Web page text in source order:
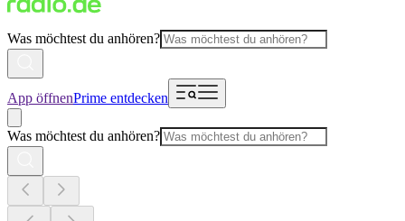
Was möchtest du anhören?
App öffnenPrime entdecken
Was möchtest du anhören?